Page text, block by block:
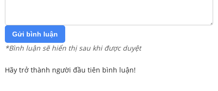
Gửi bình luận
*Bình luận sẽ hiển thị sau khi được duyệt
Hãy trở thành người đầu tiên bình luận!